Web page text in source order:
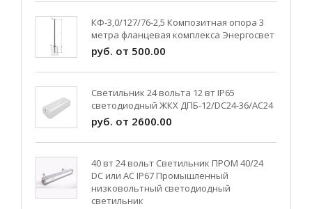
КФ-3,0/127/76-2,5 Композитная опора 3
метра фланцевая комплекса Энергосвет
руб. от 500.00
Светильник 24 вольта 12 вт IP65
светодиодный ЖКХ ДПБ-12/DC24-36/АС24
руб. от 2600.00
40 вт 24 вольт Светильник ПРОМ 40/24
DC или AC IP67 Промышленный
низковольтный светодиодный
светильник